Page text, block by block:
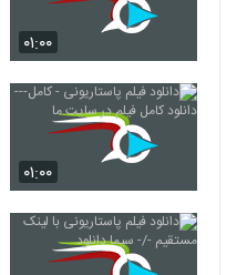
۰۱:۰۰
۰۱:۰۰